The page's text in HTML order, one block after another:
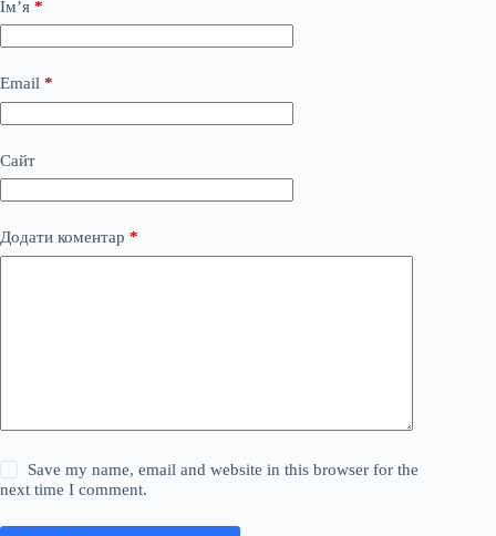
Ім’я *
Email *
Сайт
Додати коментар *
Save my name, email and website in this browser for the
next time I comment.